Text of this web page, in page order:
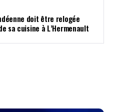
doit être relogée
sa cuisine à L’Hermenault